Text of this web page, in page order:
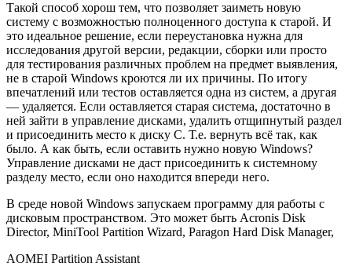
Такой способ хорош тем, что позволяет заиметь новую
систему с возможностью полноценного доступа к старой. И
это идеальное решение, если переустановка нужна для
исследования другой версии, редакции, сборки или просто
для тестирования различных проблем на предмет выявления,
не в старой Windows кроются ли их причины. По итогу
впечатлений или тестов оставляется одна из систем, а другая
— удаляется. Если оставляется старая система, достаточно в
ней зайти в управление дисками, удалить отщипнутый раздел
и присоединить место к диску С. Т.е. вернуть всё так, как
было. А как быть, если оставить нужно новую Windows?
Управление дисками не даст присоединить к системному
разделу место, если оно находится впереди него.
В среде новой Windows запускаем программу для работы с
дисковым пространством. Это может быть Acronis Disk
Director, MiniTool Partition Wizard, Paragon Hard Disk Manager,
AOMEI Partition Assistant